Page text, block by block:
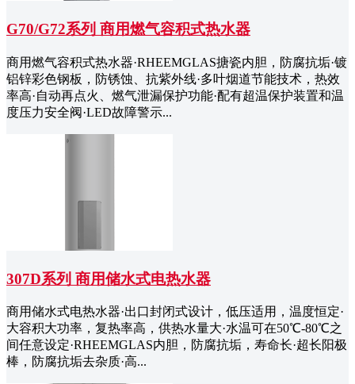
G70/G72系列 商用燃气容积式热水器
商用燃气容积式热水器·RHEEMGLAS搪瓷内胆，防腐抗垢·镀
铝锌彩色钢板，防锈蚀、抗紫外线·多叶烟道节能技术，热效
率高·自动再点火、燃气泄漏保护功能·配有超温保护装置和温
度压力安全阀·LED故障警示...
307D系列 商用储水式电热水器
商用储水式电热水器·出口封闭式设计，低压适用，温度恒定·
大容积大功率，复热率高，供热水量大·水温可在50℃-80℃之
间任意设定·RHEEMGLAS内胆，防腐抗垢，寿命长·超长阳极
棒，防腐抗垢去杂质·高...